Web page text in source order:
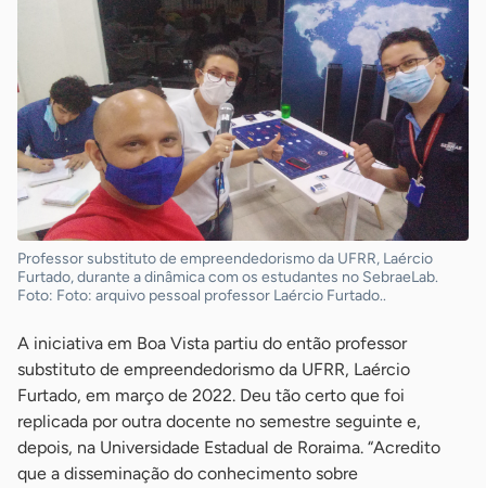
Professor substituto de empreendedorismo da UFRR, Laércio
Furtado, durante a dinâmica com os estudantes no SebraeLab.
Foto: Foto: arquivo pessoal professor Laércio Furtado..
A iniciativa em Boa Vista partiu do então professor
substituto de empreendedorismo da UFRR, Laércio
Furtado, em março de 2022. Deu tão certo que foi
replicada por outra docente no semestre seguinte e,
depois, na Universidade Estadual de Roraima. “Acredito
que a disseminação do conhecimento sobre